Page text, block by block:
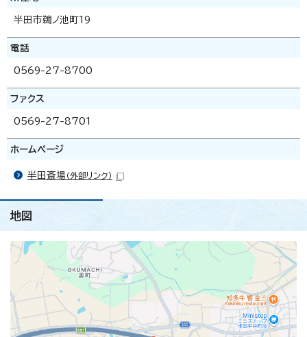
半田市鵜ノ池町19
電話
0569-27-8700
ファクス
0569-27-8701
ホームページ
半田斎場（外部リンク）
地図